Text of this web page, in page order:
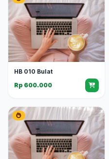
HB 010 Bulat
Rp 600.000